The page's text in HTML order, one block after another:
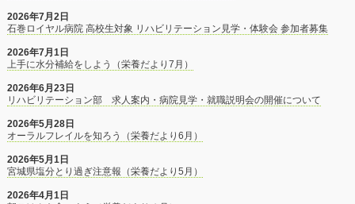
2026年7月2日
石巻ロイヤル病院 高校生対象 リハビリテーション見学・体験会 参加者募集
2026年7月1日
上手に水分補給をしよう（栄養だより7月）
2026年6月23日
リハビリテーション部 求人案内・病院見学・就職説明会の開催について
2026年5月28日
オーラルフレイルを知ろう（栄養だより6月）
2026年5月1日
宮城県塩分とり過ぎ注意報（栄養だより5月）
2026年4月1日